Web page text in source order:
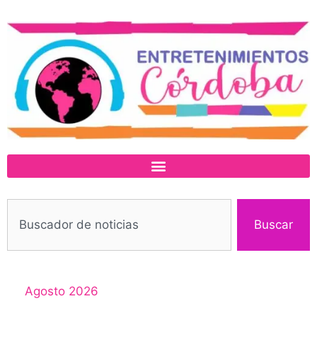
Buscar
Agosto 2026